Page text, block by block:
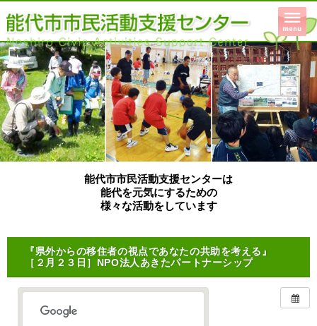
能代市市民活動支援センターは
能代を元気にするための
様々な活動をしています
『県外からの移住者の視点であなたの共助を考える』
［２月２３日］NPO法人あきたパートナーシップ